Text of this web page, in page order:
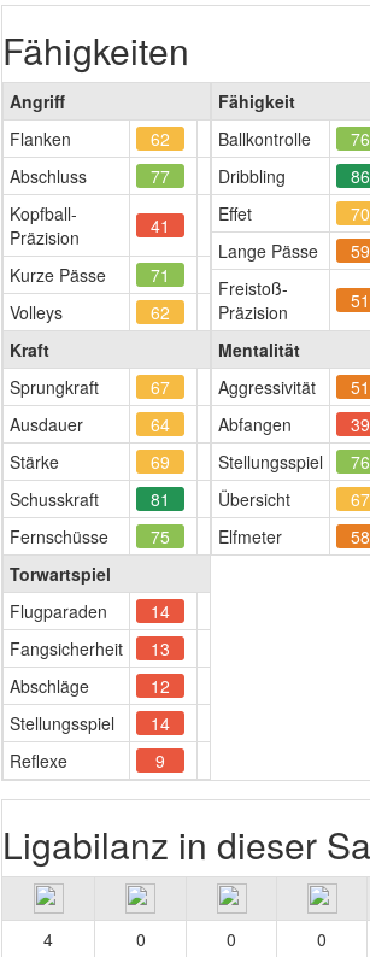
Fähigkeiten
Angriff
Flanken
62
Abschluss
77
Kopfball-
Präzision
41
Kurze Pässe
71
Volleys
62
Kraft
Sprungkraft
67
Ausdauer
64
Stärke
69
Schusskraft
81
Fernschüsse
75
Torwartspiel
Flugparaden
14
Fangsicherheit
13
Abschläge
12
Stellungsspiel
14
Reflexe
9
Fähigkeit
Ballkontrolle
76
Dribbling
86
Effet
70
Lange Pässe
59
Freistoß-
Präzision
51
Mentalität
Aggressivität
51
Abfangen
39
Stellungsspiel
76
Übersicht
67
Elfmeter
58
Ligabilanz in dieser
4 0 0 0